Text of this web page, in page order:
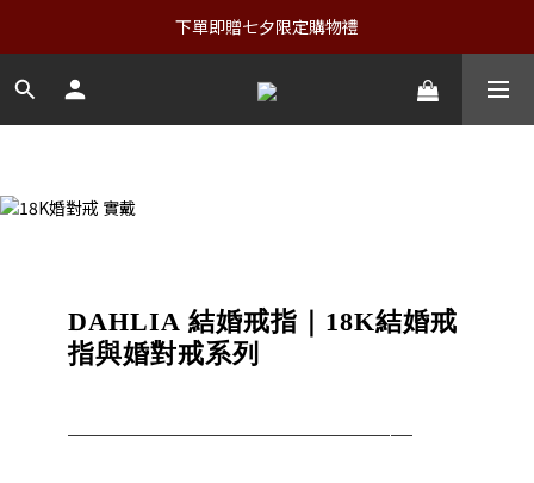
下單即贈七夕限定購物禮
DAHLIA 結婚戒指｜18K結婚戒
指與婚對戒系列
────────────────